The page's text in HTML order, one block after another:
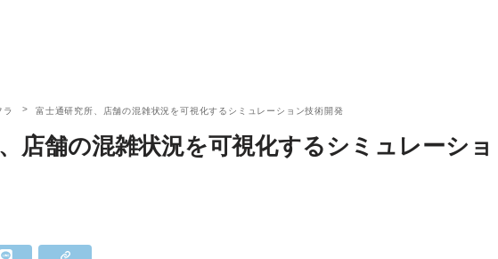
ラ 富士通研究所、店舗の混雑状況を可視化するシミュレーション技術開発
店舗の混雑状況を可視化するシミュレーショ